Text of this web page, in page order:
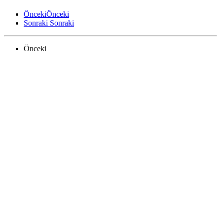
ÖncekiÖnceki
Sonraki Sonraki
Önceki